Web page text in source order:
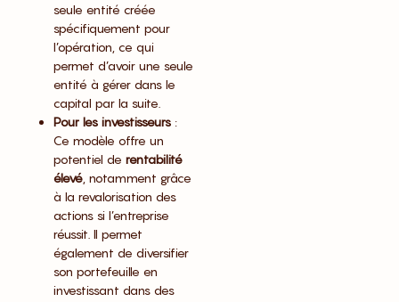
seule entité créée
spécifiquement pour
l’opération, ce qui
permet d’avoir une seule
entité à gérer dans le
capital par la suite.
Pour les investisseurs :
Ce modèle offre un
potentiel de rentabilité
élevé , notamment grâce
à la revalorisation des
actions si l’entreprise
réussit. Il permet
également de diversifier
son portefeuille en
investissant dans des